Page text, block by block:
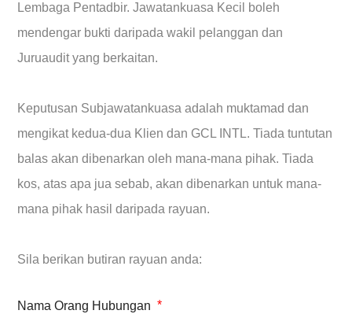
Lembaga Pentadbir. Jawatankuasa Kecil boleh
mendengar bukti daripada wakil pelanggan dan
Juruaudit yang berkaitan.
Keputusan Subjawatankuasa adalah muktamad dan
mengikat kedua-dua Klien dan GCL INTL. Tiada tuntutan
balas akan dibenarkan oleh mana-mana pihak. Tiada
kos, atas apa jua sebab, akan dibenarkan untuk mana-
mana pihak hasil daripada rayuan.
Sila berikan butiran rayuan anda:
Nama Orang Hubungan